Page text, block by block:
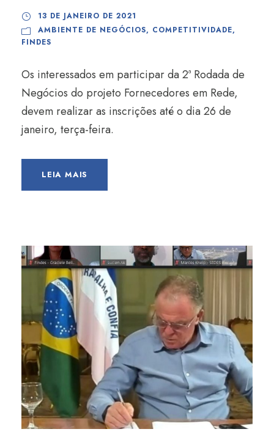
13 DE JANEIRO DE 2021
AMBIENTE DE NEGÓCIOS, COMPETITIVIDADE,
FINDES
Os interessados em participar da 2ª Rodada de
Negócios do projeto Fornecedores em Rede,
devem realizar as inscrições até o dia 26 de
janeiro, terça-feira.
LEIA MAIS